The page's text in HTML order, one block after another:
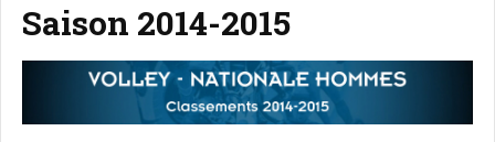
Saison 2014-2015